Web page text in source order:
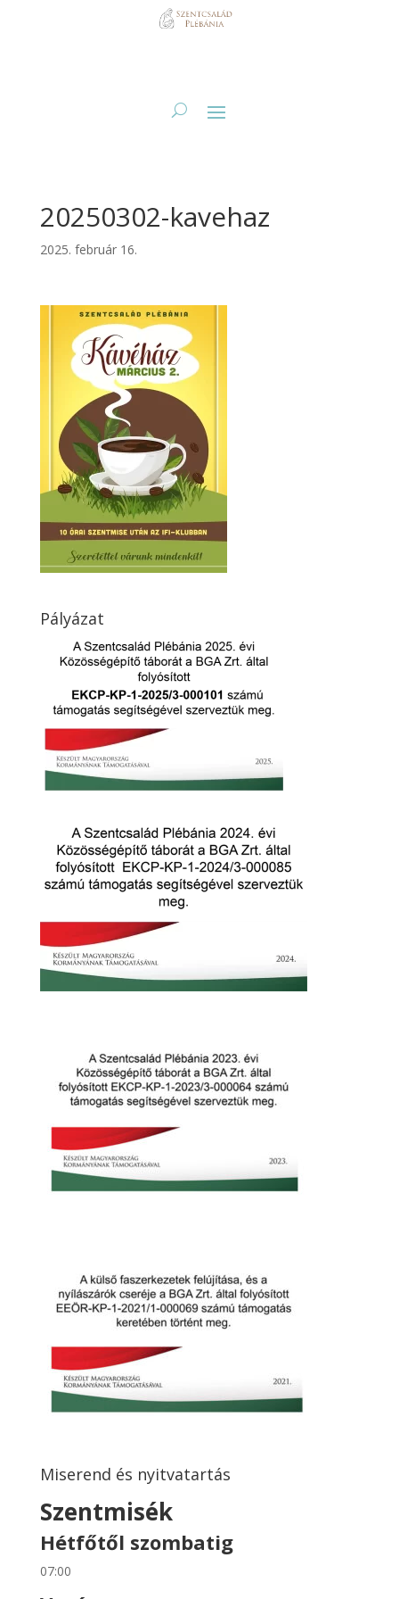
20250302-kavehaz
2025. február 16.
Pályázat
Miserend és nyitvatartás
Szentmisék
Hétfőtől szombatig
07:00